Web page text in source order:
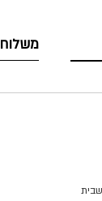
משלוח